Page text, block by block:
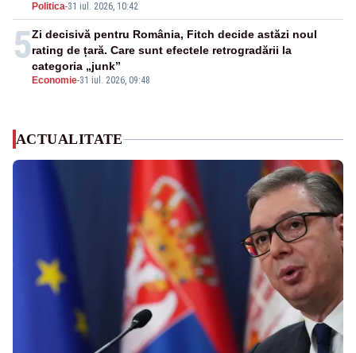
Politica-31 iul. 2026, 10:42
5
Economie-31 iul. 2026, 09:48
Zi decisivă pentru România, Fitch decide astăzi noul
rating de țară. Care sunt efectele retrogradării la
categoria „junk”
ACTUALITATE